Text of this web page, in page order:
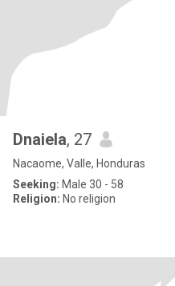
Dnaiela, 27
Nacaome, Valle, Honduras
Seeking: Male 30 - 58
Religion: No religion